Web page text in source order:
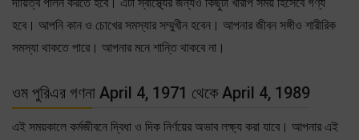
হবে। আপনি কান ও চোখের সমস্যার সম্মুখীন হবেন। আপনার জীবন সঙ্গীও শারীরিক
সমস্যা থাকতে পারে। আপনার মনে শান্তি থাকবে না।
ওম পুরিএর গণনা April 4, 1971 থেকে April 4, 1989
এই সময়কালে কর্মজীবনে দ্বিধা ও দিক নির্ণয়ের অভাব লক্ষ্য করা যাবে। আপনার এই